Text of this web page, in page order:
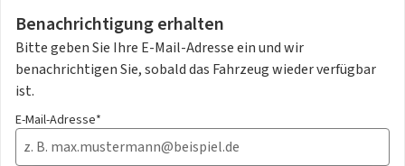
Benachrichtigung erhalten
Bitte geben Sie Ihre E-Mail-Adresse ein und wir
benachrichtigen Sie, sobald das Fahrzeug wieder verfügbar
ist.
E-Mail-Adresse*